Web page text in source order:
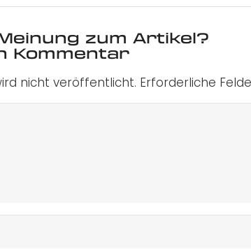
zum Artikel?
Kommentar
nicht veröffentlicht. Erforderliche